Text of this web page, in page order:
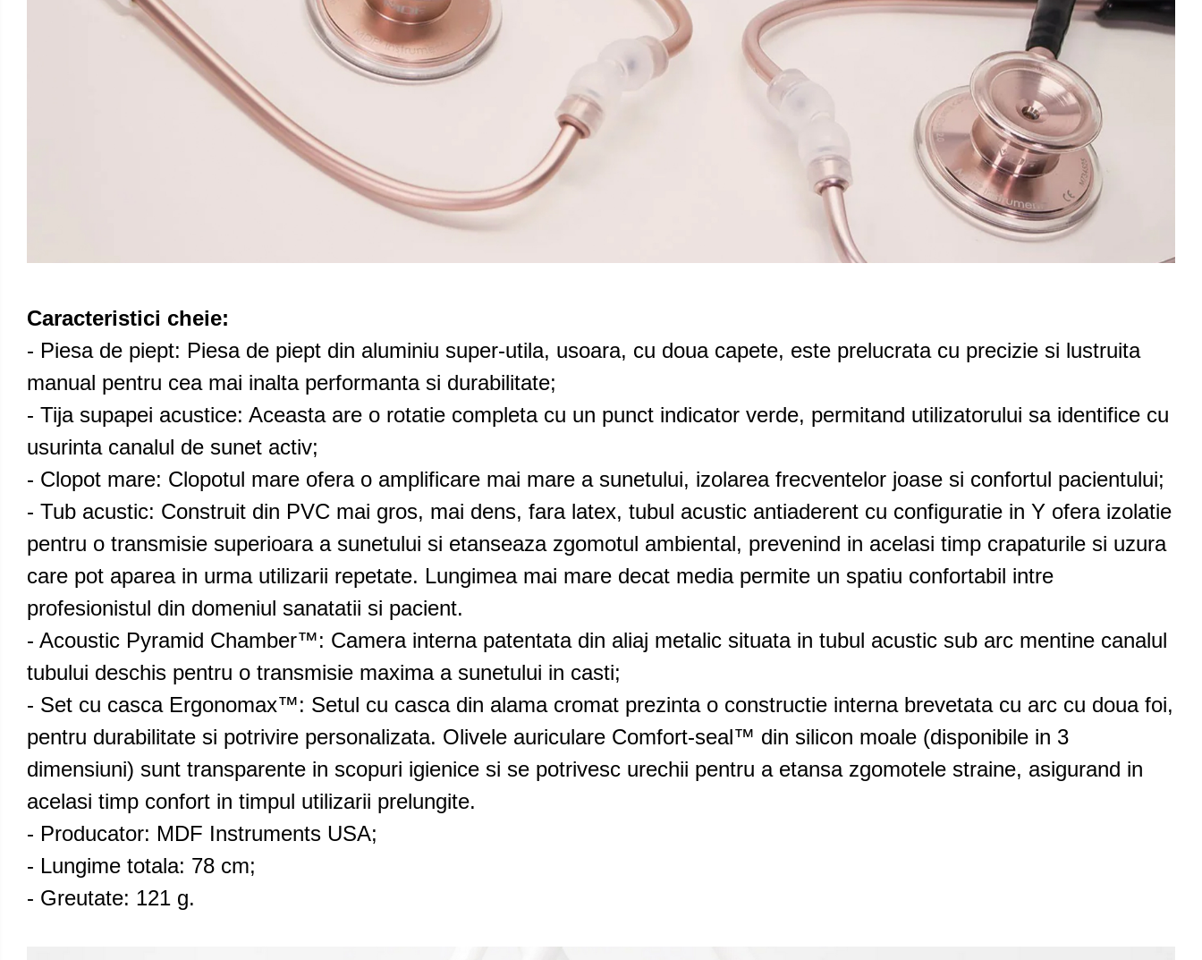
Caracteristici cheie:
- Piesa de piept: Piesa de piept din aluminiu super-utila, usoara, cu doua capete, este prelucrata cu precizie si lustruita
manual pentru cea mai inalta performanta si durabilitate;
- Tija supapei acustice: Aceasta are o rotatie completa cu un punct indicator verde, permitand utilizatorului sa identifice cu
usurinta canalul de sunet activ;
- Clopot mare: Clopotul mare ofera o amplificare mai mare a sunetului, izolarea frecventelor joase si confortul pacientului;
- Tub acustic: Construit din PVC mai gros, mai dens, fara latex, tubul acustic antiaderent cu configuratie in Y ofera izolatie
pentru o transmisie superioara a sunetului si etanseaza zgomotul ambiental, prevenind in acelasi timp crapaturile si uzura
care pot aparea in urma utilizarii repetate. Lungimea mai mare decat media permite un spatiu confortabil intre
profesionistul din domeniul sanatatii si pacient.
- Acoustic Pyramid Chamber™: Camera interna patentata din aliaj metalic situata in tubul acustic sub arc mentine canalul
tubului deschis pentru o transmisie maxima a sunetului in casti;
- Set cu casca Ergonomax™: Setul cu casca din alama cromat prezinta o constructie interna brevetata cu arc cu doua foi,
pentru durabilitate si potrivire personalizata. Olivele auriculare Comfort-seal™ din silicon moale (disponibile in 3
dimensiuni) sunt transparente in scopuri igienice si se potrivesc urechii pentru a etansa zgomotele straine, asigurand in
acelasi timp confort in timpul utilizarii prelungite.
- Producator: MDF Instruments USA;
- Lungime totala: 78 cm;
- Greutate: 121 g.